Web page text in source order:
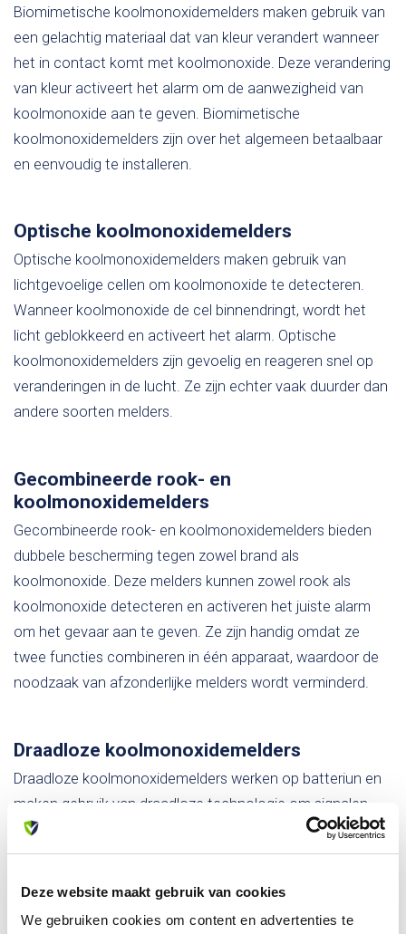
Deze website maakt gebruik van cookies
We gebruiken cookies om content en advertenties te
Biomimetische koolmonoxidemelders maken gebruik van
een gelachtig materiaal dat van kleur verandert wanneer
het in contact komt met koolmonoxide. Deze verandering
van kleur activeert het alarm om de aanwezigheid van
koolmonoxide aan te geven. Biomimetische
koolmonoxidemelders zijn over het algemeen betaalbaar
en eenvoudig te installeren.
Optische koolmonoxidemelders
Optische koolmonoxidemelders maken gebruik van
lichtgevoelige cellen om koolmonoxide te detecteren.
Wanneer koolmonoxide de cel binnendringt, wordt het
licht geblokkeerd en activeert het alarm. Optische
koolmonoxidemelders zijn gevoelig en reageren snel op
veranderingen in de lucht. Ze zijn echter vaak duurder dan
andere soorten melders.
Gecombineerde rook- en
koolmonoxidemelders
Gecombineerde rook- en koolmonoxidemelders bieden
dubbele bescherming tegen zowel brand als
koolmonoxide. Deze melders kunnen zowel rook als
koolmonoxide detecteren en activeren het juiste alarm
om het gevaar aan te geven. Ze zijn handig omdat ze
twee functies combineren in één apparaat, waardoor de
noodzaak van afzonderlijke melders wordt verminderd.
Draadloze koolmonoxidemelders
Draadloze koolmonoxidemelders werken op batteriun en
maken gebruik van draadloze technologie om signalen
door te geven aan andere melders in huis. Dit zorgt ervoor
dat het alarm afgaat op alle melders, zelfs als de
gedetecteerd. Draadloze koolmonoxidemelders bieden